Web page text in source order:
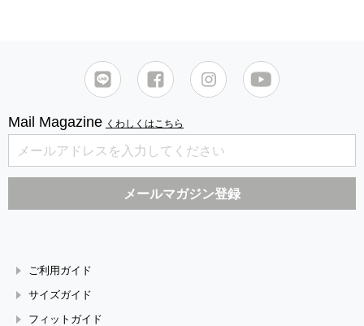
Mail Magazine くわしくはこちら
ご利用ガイド
サイズガイド
フィットガイド